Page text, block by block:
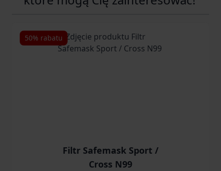
50% rabatu
Filtr Safemask Sport /
Cross N99